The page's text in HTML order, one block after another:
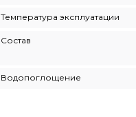
Температура эксплуатации
Состав
Водопоглощение